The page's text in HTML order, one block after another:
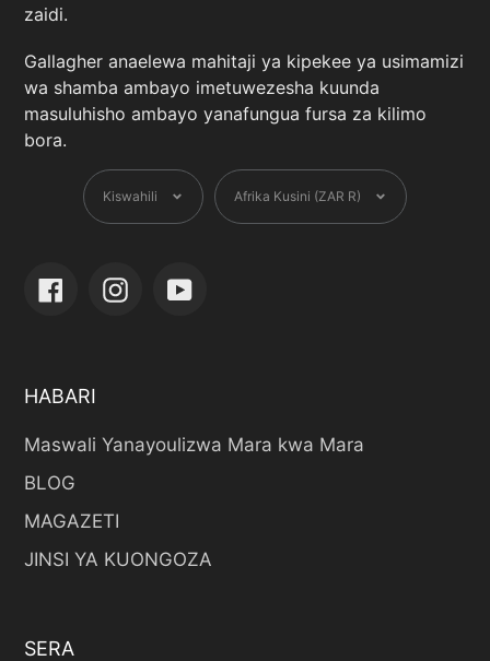
zaidi.
Gallagher anaelewa mahitaji ya kipekee ya usimamizi
wa shamba ambayo imetuwezesha kuunda
masuluhisho ambayo yanafungua fursa za kilimo
bora.
Lugha
Kiswahili Sarafu
Afrika Kusini (ZAR R)
FacebookInstagramYouTube
HABARI
Maswali Yanayoulizwa Mara kwa Mara
BLOG
MAGAZETI
JINSI YA KUONGOZA
SERA